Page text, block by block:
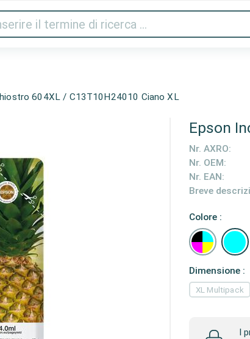
Rete Audio e video Stampanti e scanner
604XL / C13T10H24010 Ciano XL
Epson
Nr. AXRO:
Nr. OEM:
Nr. EAN:
Breve
Colore :
Dimensione :
XL Multipack
I